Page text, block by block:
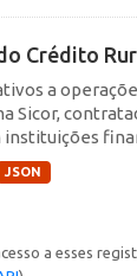
Crédito
a
Sicor,
JSON
a esses